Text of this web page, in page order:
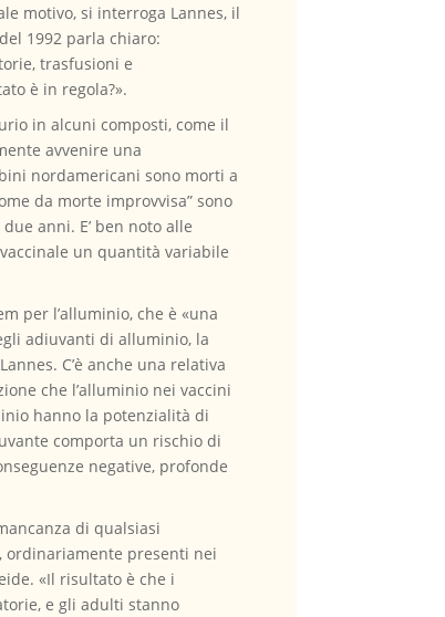
motivo, si interroga Lannes, il
1992 parla chiaro:
trasfusioni e
è in regola?».
in alcuni composti, come il
avvenire una
nordamericani sono morti a
da morte improvvisa” sono
anni. E’ ben noto alle
un quantità variabile
per l’alluminio, che è «una
adiuvanti di alluminio, la
C’è anche una relativa
che l’alluminio nei vaccini
hanno la potenzialità di
comporta un rischio di
negative, profonde
di qualsiasi
ordinariamente presenti nei
«Il risultato è che i
e gli adulti stanno